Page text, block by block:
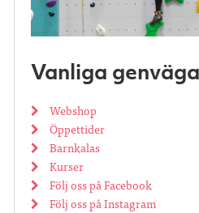
Vanliga
Webshop
Öppettider
Barnkalas
Kurser
Följ oss på Facebook
Följ oss på Instagram